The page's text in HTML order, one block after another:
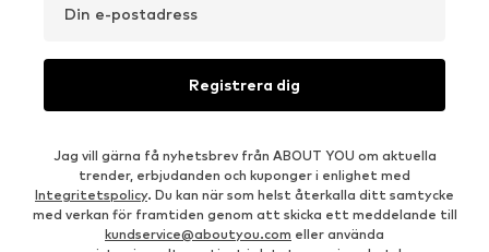
Din e-postadress
Registrera dig
Jag vill gärna få nyhetsbrev från ABOUT YOU om aktuella
trender, erbjudanden och kuponger i enlighet med
Integritetspolicy. Du kan när som helst återkalla ditt samtycke
med verkan för framtiden genom att skicka ett meddelande till
kundservice@aboutyou.com eller använda